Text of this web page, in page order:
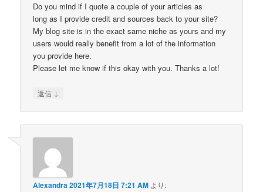
Do you mind if I quote a couple of your articles as
long as I provide credit and sources back to your site?
My blog site is in the exact same niche as yours and my
users would really benefit from a lot of the information
you provide here.
Please let me know if this okay with you. Thanks a lot!
返信 ↓
Alexandra2021年7月18日 7:21 AM より: